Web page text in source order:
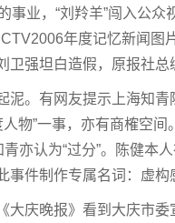
事业，“刘羚羊”闯入公众
年度记忆新闻
卫强坦白造假，原报社总
泥。有网友提示上海知
物”一事，亦有商榷空间
青亦认为“过分”。陈健本
件制作专属名词：虚构
大庆晚报》看到大庆市